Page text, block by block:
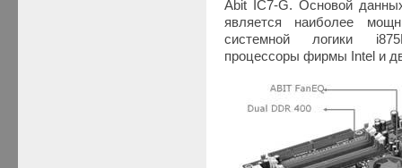
Abit IC7-G. Основой
является наиболее
системной логики
процессоры фирмы Intel и